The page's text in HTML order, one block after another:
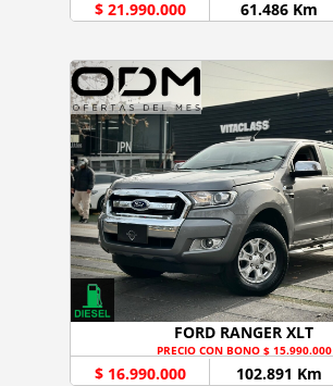
$ 21.990.000 61.486 Km
FORD RANGER XLT
PRECIO CON BONO $ 15.990.000
$ 16.990.000 102.891 Km